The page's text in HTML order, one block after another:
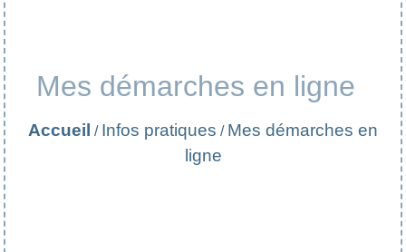
Mes démarches en ligne
Accueil / Infos pratiques / Mes démarches en
ligne